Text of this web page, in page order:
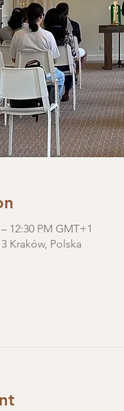
12:30 PM GMT+1
Kraków, Polska